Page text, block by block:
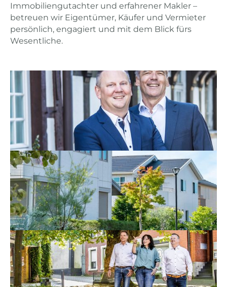
Immobiliengutachter und erfahrener Makler –
betreuen wir Eigentümer, Käufer und Vermieter
persönlich, engagiert und mit dem Blick fürs
Wesentliche.